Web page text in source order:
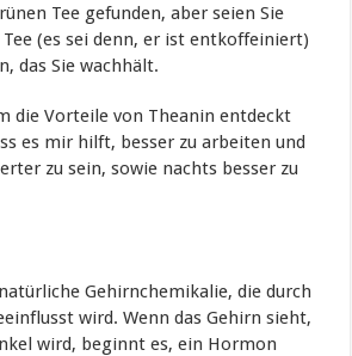
Tee gefunden, aber seien Sie
(es sei denn, er ist entkoffeiniert)
das Sie wachhält.
die Vorteile von Theanin entdeckt
es mir hilft, besser zu arbeiten und
zu sein, sowie nachts besser zu
Gehirnchemikalie, die durch
wird. Wenn das Gehirn sieht,
wird, beginnt es, ein Hormon